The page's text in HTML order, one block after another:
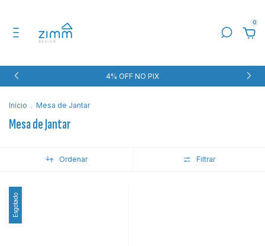
0
4% OFF NO PIX
Início . Mesa de Jantar
Mesa de Jantar
Ordenar Filtrar
Esgotado